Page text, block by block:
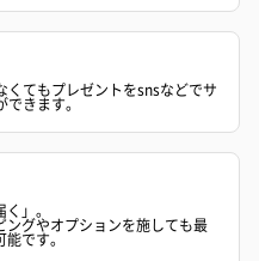
くてもプレゼントをsnsなどでサ
きます。
」。
ングやオプションを施しても最
です。